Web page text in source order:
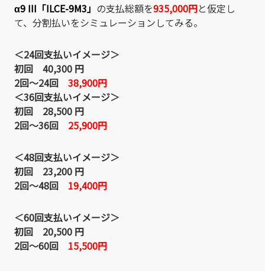
α9 III「ILCE-9M3」 の支払総額を935,000円と仮定し
て、分割払いをシミュレーションしてみる。
＜24回支払いイメージ＞
初回 40,300 円
2回～24回 38,900円
＜36回支払いイメージ＞
初回 28,500 円
2回～36回 25,900円
＜48回支払いイメージ＞
初回 23,200 円
2回～48回 19,400円
＜60回支払いイメージ＞
初回 20,500 円
2回～60回 15,500円